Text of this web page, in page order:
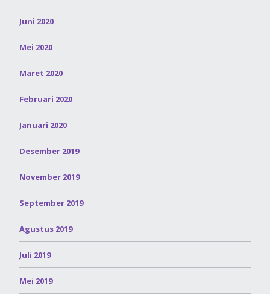
Juni 2020
Mei 2020
Maret 2020
Februari 2020
Januari 2020
Desember 2019
November 2019
September 2019
Agustus 2019
Juli 2019
Mei 2019